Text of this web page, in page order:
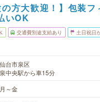
の方大歓迎！】包装
いOK
交通費別途支給あり 土日祝日
仙台市泉区
泉中央駅から車15分
月～金